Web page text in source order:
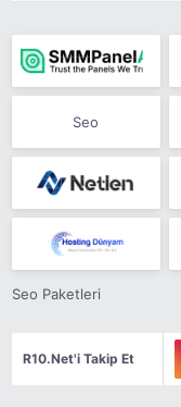
Seo
Seo Paketleri
R10.Net'i Takip Et